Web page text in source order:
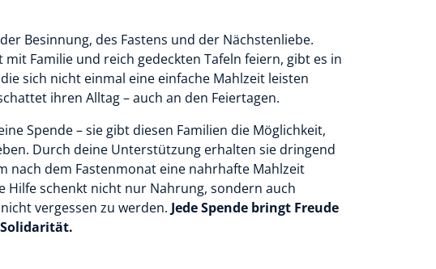
Besinnung, des Fastens und der Nächstenliebe.
mit Familie und reich gedeckten Tafeln feiern, gibt es in
sich nicht einmal eine einfache Mahlzeit leisten
ihren Alltag – auch an den Feiertagen.
Spende – sie gibt diesen Familien die Möglichkeit,
Durch deine Unterstützung erhalten sie dringend
nach dem Fastenmonat eine nahrhafte Mahlzeit
Hilfe schenkt nicht nur Nahrung, sondern auch
vergessen zu werden. Jede Spende bringt Freude